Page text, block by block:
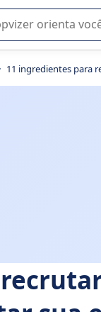
ou na seleção de
11 ingredientes para